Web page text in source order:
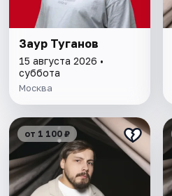
Заур Туганов
15 августа 2026 •
суббота
Москва
от 1 100 ₽